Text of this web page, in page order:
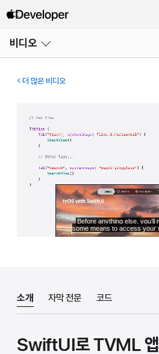
비디오
열기
더 많은 비디오
소개 자막 전문 코드
SwiftUI로 TVML 앱